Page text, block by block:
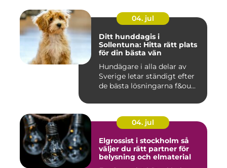
04. jul
Ditt hunddagis i
Sollentuna: Hitta rätt plats
för din bästa vän
Hundägare i alla delar av
Sverige letar ständigt efter
de bästa lösningarna f&ou...
04. jul
Elgrossist i stockholm så
väljer du rätt partner för
belysning och elmaterial